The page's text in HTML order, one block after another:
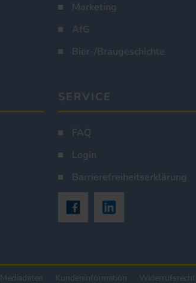
Marketing
AfG
Bier-/Braugeschichte
SERVICE
FAQ
Login
Barrierefreiheitserklärung
Mediadaten Kundeninformation Widerrufsrecht